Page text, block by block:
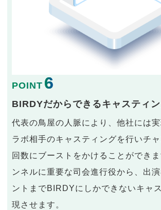
POINT 6
BIRDYだからできるキャスティ
代表の鳥屋の人脈により、他社には
ラボ相手のキャスティングを行いチ
回数にブーストをかけることができ
ンネルに重要な司会進行役から、出
ントまでBIRDYにしかできないキャ
現させます。